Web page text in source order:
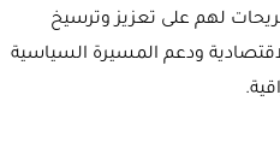
لهم على تعزيز وترسيخ
ودعم المسيرة السياسية